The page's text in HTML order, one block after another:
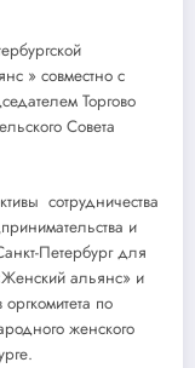
» совместно с
Торгово
Совета
сотрудничества
и
Петербург для
альянс» и
по
женского